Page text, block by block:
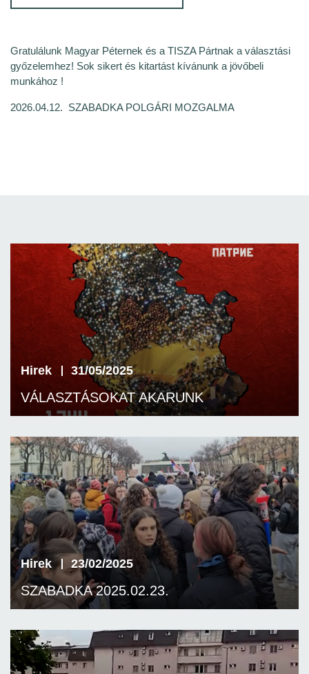
Gratulálunk Magyar Péternek és a TISZA Pártnak a választási
győzelemhez! Sok sikert és kitartást kívánunk a jövőbeli
munkához !
2026.04.12. SZABADKA POLGÁRI MOZGALMA
Hirek 31/05/2025
VÁLASZTÁSOKAT AKARUNK
Hirek 23/02/2025
SZABADKA 2025.02.23.